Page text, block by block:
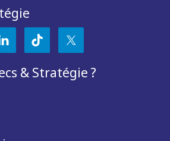
& Stratégie ?